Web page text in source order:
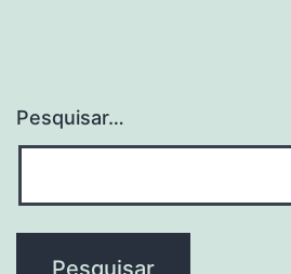
Pesquisar…